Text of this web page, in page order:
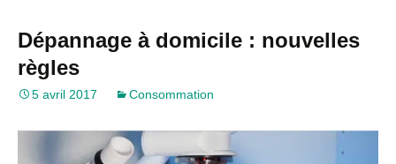
Dépannage à domicile : nouvelles
règles
5 avril 2017 Consommation